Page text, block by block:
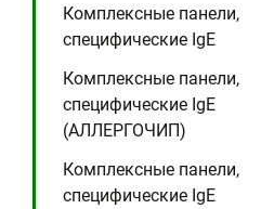
Комплексные панели,
специфические IgE
Комплексные панели,
специфические IgE
(АЛЛЕРГОЧИП)
Комплексные панели,
специфические IgE